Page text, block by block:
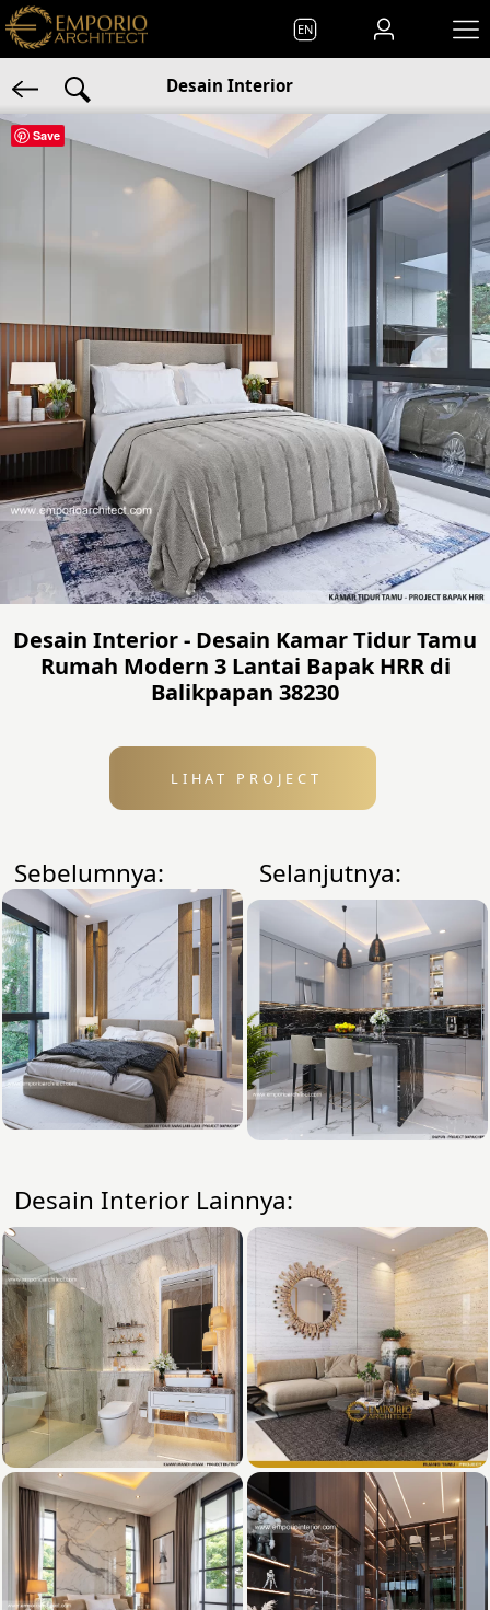
EN
Desain Interior
Desain Interior - Desain Kamar Tidur Tamu
Rumah Modern 3 Lantai Bapak HRR di
Balikpapan 38230
LIHAT PROJECT
Sebelumnya: Selanjutnya:
Desain Interior Lainnya:
Save